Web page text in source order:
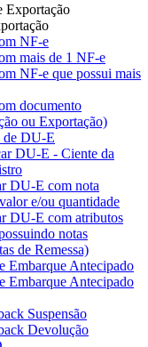
Exportação
NF-e
mais de 1 NF-e
NF-e que possui mais
documento
ou Exportação)
de DU-E
DU-E - Ciente da
DU-E com nota
e/ou quantidade
DU-E com atributos
notas
de Remessa)
Embarque Antecipado
Embarque Antecipado
Suspensão
Devolução